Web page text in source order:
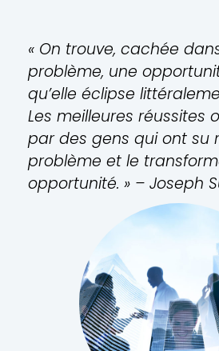
« On trouve, cachée
problème, une
qu’elle éclipse
Les meilleures réussites
par des gens qui ont su
problème et le
opportunité. » – Joseph